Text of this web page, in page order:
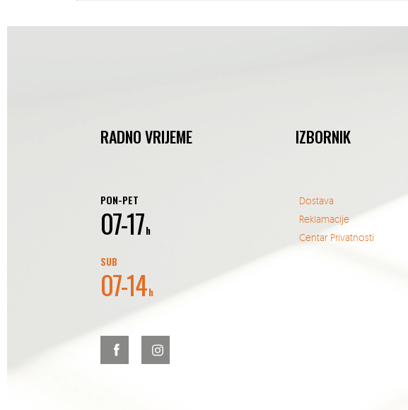
RADNO VRIJEME
PON-PET
07-17h
SUB
07-14h
IZBORNIK
Dostava
Reklamacije
Centar Privatnosti